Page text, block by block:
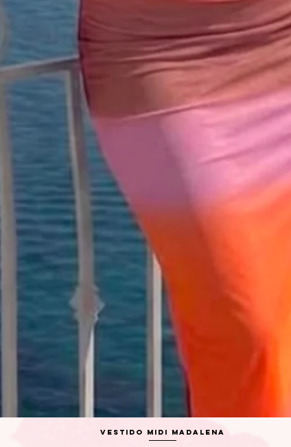
Visualização rápida
Vestido Midi Madalena